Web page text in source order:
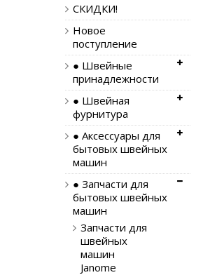
СКИДКИ!
Новое
поступление
● Швейные
принадлежности
● Швейная
фурнитура
● Аксессуары для
бытовых швейных
машин
● Запчасти для
бытовых швейных
машин
Запчасти для
швейных
машин
Janome